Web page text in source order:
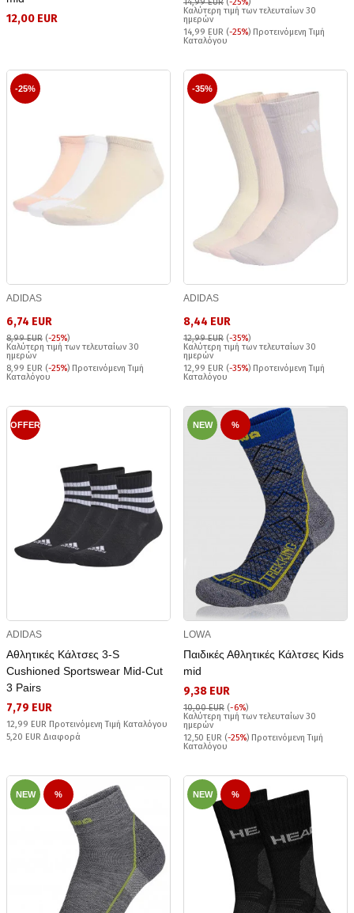
12,00 EUR
Καλύτερη τιμή των τελευταίων 30
ημερών
14,99 EUR (-25%) Προτεινόμενη Τιμή
Καταλόγου
-25%
ADIDAS
6,74 EUR
8,99 EUR (-25%)
Καλύτερη τιμή των τελευταίων 30
ημερών
8,99 EUR (-25%) Προτεινόμενη Τιμή
Καταλόγου
-35%
ADIDAS
8,44 EUR
12,99 EUR (-35%)
Καλύτερη τιμή των τελευταίων 30
ημερών
12,99 EUR (-35%) Προτεινόμενη Τιμή
Καταλόγου
OFFER
ADIDAS
Αθλητικές Κάλτσες 3-S
Cushioned Sportswear Mid-Cut
3 Pairs
7,79 EUR
12,99 EUR Προτεινόμενη Τιμή Καταλόγου
5,20 EUR Διαφορά
NEW %
LOWA
Παιδικές Αθλητικές Κάλτσες Kids
mid
9,38 EUR
10,00 EUR (-6%)
Καλύτερη τιμή των τελευταίων 30
ημερών
12,50 EUR (-25%) Προτεινόμενη Τιμή
Καταλόγου
NEW % NEW %